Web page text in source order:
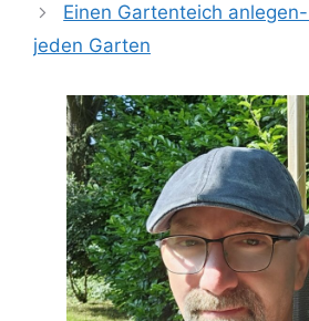
Einen Gartenteich
jeden Garten